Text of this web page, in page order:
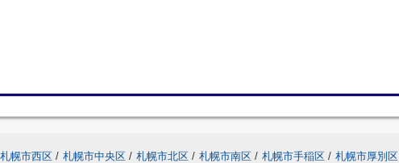
札幌市西区 / 札幌市中央区 / 札幌市北区 / 札幌市南区 / 札幌市手稲区 / 札幌市厚別区